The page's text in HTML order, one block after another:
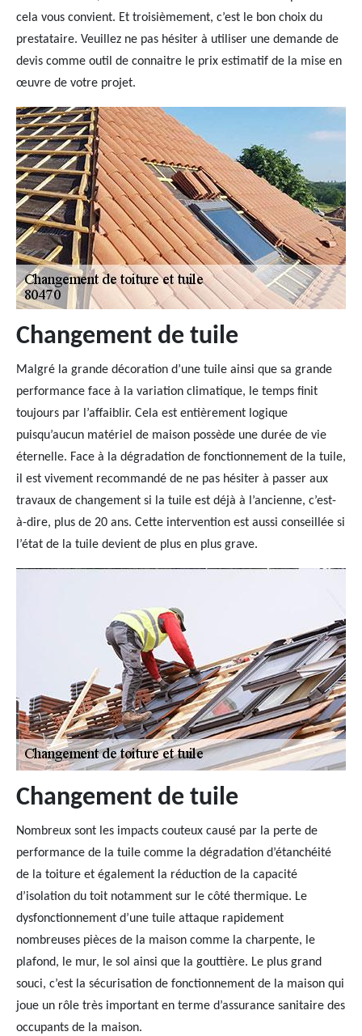
cela vous convient. Et troisièmement, c’est le bon choix du
prestataire. Veuillez ne pas hésiter à utiliser une demande de
devis comme outil de connaitre le prix estimatif de la mise en
œuvre de votre projet.
Changement de tuile
Malgré la grande décoration d’une tuile ainsi que sa grande
performance face à la variation climatique, le temps finit
toujours par l’affaiblir. Cela est entièrement logique
puisqu’aucun matériel de maison possède une durée de vie
éternelle. Face à la dégradation de fonctionnement de la tuile,
il est vivement recommandé de ne pas hésiter à passer aux
travaux de changement si la tuile est déjà à l’ancienne, c’est-
à-dire, plus de 20 ans. Cette intervention est aussi conseillée si
l’état de la tuile devient de plus en plus grave.
Changement de tuile
Nombreux sont les impacts couteux causé par la perte de
performance de la tuile comme la dégradation d’étanchéité
de la toiture et également la réduction de la capacité
d’isolation du toit notamment sur le côté thermique. Le
dysfonctionnement d’une tuile attaque rapidement
nombreuses pièces de la maison comme la charpente, le
plafond, le mur, le sol ainsi que la gouttière. Le plus grand
souci, c’est la sécurisation de fonctionnement de la maison qui
joue un rôle très important en terme d’assurance sanitaire des
occupants de la maison.